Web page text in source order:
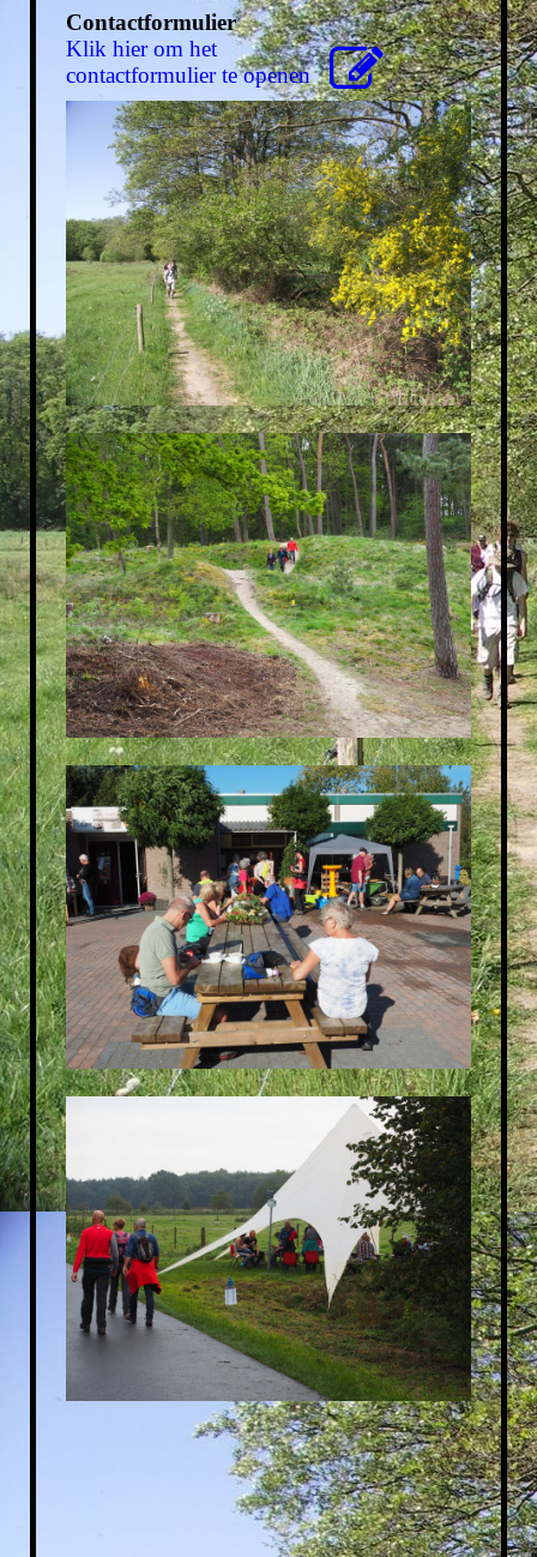
Contactformulier
Klik hier om het
contactformulier te openen